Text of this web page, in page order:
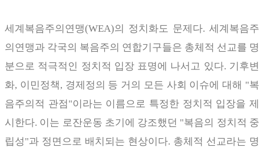
세계복음주의연맹(WEA)의 정치화도 문제다. 세계복음주
의연맹과 각국의 복음주의 연합기구들은 총체적 선교를 명
분으로 적극적인 정치적 입장 표명에 나서고 있다. 기후변
화, 이민정책, 경제정의 등 거의 모든 사회 이슈에 대해 "복
음주의적 관점"이라는 이름으로 특정한 정치적 입장을 제
시한다. 이는 로잔운동 초기에 강조했던 "복음의 정치적 중
립성"과 정면으로 배치되는 현상이다. 총체적 선교라는 명